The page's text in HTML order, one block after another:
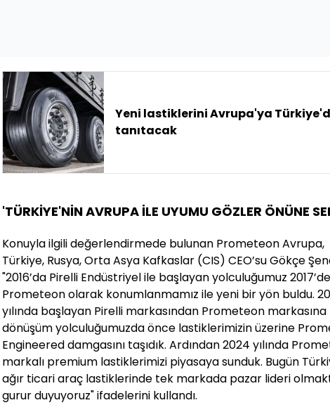
Yeni lastiklerini Avrupa'ya
tanıtacak
'TÜRKİYE'NİN AVRUPA İLE UYUMU GÖZLER ÖNÜNE
Konuyla ilgili değerlendirmede bulunan Prometeon Avrupa,
Türkiye, Rusya, Orta Asya Kafkaslar (CIS) CEO’su Gökçe
"2016’da Pirelli Endüstriyel ile başlayan yolculuğumuz 2017’de
Prometeon olarak konumlanmamız ile yeni bir yön buldu.
yılında başlayan Pirelli markasından Prometeon markasına
dönüşüm yolculuğumuzda önce lastiklerimizin üzerine
Engineered damgasını taşıdık. Ardından 2024 yılında
markalı premium lastiklerimizi piyasaya sunduk. Bugün
ağır ticari araç lastiklerinde tek markada pazar lideri
gurur duyuyoruz" ifadelerini kullandı.